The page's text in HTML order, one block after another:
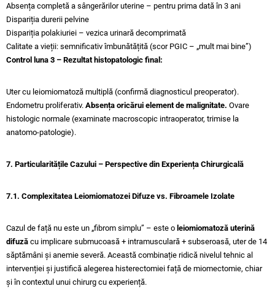
Absența completă a sângerărilor uterine – pentru prima dată în 3 ani
Dispariția durerii pelvine
Dispariția polakiuriei – vezica urinară decomprimată
Calitate a vieții: semnificativ îmbunătățită (scor PGIC – „mult mai bine”)
Control luna 3 – Rezultat histopatologic final:
Uter cu leiomiomatoză multiplă (confirmă diagnosticul preoperator).
Endometru proliferativ. Absența oricărui element de malignitate. Ovare
histologic normale (examinate macroscopic intraoperator, trimise la
anatomo-patologie).
7. Particularitățile Cazului – Perspective din Experiența Chirurgicală
7.1. Complexitatea Leiomiomatozei Difuze vs. Fibroamele Izolate
Cazul de față nu este un „fibrom simplu” – este o leiomiomatoză uterină
difuză cu implicare submucoasă + intramusculară + subseroasă, uter de 14
săptămâni și anemie severă. Această combinație ridică nivelul tehnic al
intervenției și justifică alegerea histerectomiei față de miomectomie, chiar
și în contextul unui chirurg cu experiență.